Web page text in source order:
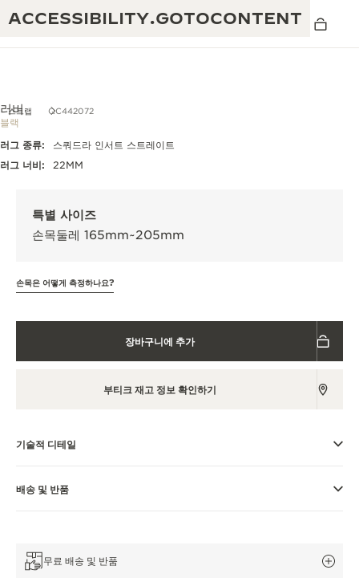
ACCESSIBILITY.GOTOCONTENT
예거 르쿨트르 품질보증
애트모스 품질보증
THE GOLDEN RATIO
MUSICAL SHOW
회
THE REVERSO STORIES
THE SOUND MAKER
탁월함: 190여 년의 역사
독창성: 1,400개 이상의 칼리버
스트랩 QC442072
러버
블랙
러그 종류:
스쿼드라 인서트 스트레이트
러그 너비:
22MM
특별 사이즈
손목둘레 165mm~205mm
손목은 어떻게 측정하나요?
장바구니에 추가
부티크 재고 정보 확인하기
기술적 디테일
배송 및 반품
무료 배송 및 반품